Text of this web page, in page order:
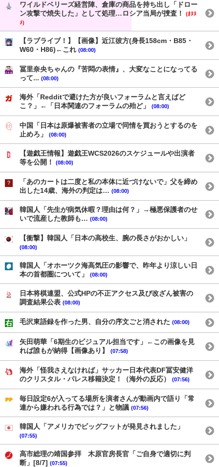
ワイルドベリーズ経営陣、倉庫の商品を持ち出し「ドロー
ン攻撃で焼失した」として処理…ロシア当局が捜査！
(ｵﾇﾇ
ﾒ)
【ラブライブ！】【画像】近江彼方(身長158cm・B85・
W60・H86)←これ (08:00)
冨里奈央ちゃんの『苦悶の表情』、大変なことになってる
って... (08:00)
海外「Redditで避けた方が良いフォーラムと言えばど
こ？」←「日本関連のフォーラムの殆ど」
(08:00)
中国「日本は原爆被害者の立場で同情を買おうとするのを
止めろ」
(08:00)
【遊戯王情報】遊戯王WCS2026のスケジュールや出演者
等を公開！
(08:00)
「あのカートは二度と私の本体に近づけないで」父を締め
出した14歳、海外の判定は… (08:00)
韓国人「先生が病気休暇？理由は何？」→極悪保護者のせ
いで流産した教師も… (08:00)
【衝撃】韓国人「日本の高校生、腕の長さがおかしい」
(08:00)
韓国人「オホーツク海高気圧の影響で、昨年より涼しい日
本の首都圏について」
(08:00)
日本将棋連盟、公式HPの不正アクセス及び改ざん被害の
調査結果公表 (08:00)
毛沢東語録を作った男、自分の序文ごと消された (08:00)
矢田萌華「6期生のビジュアル担当です」←この画像を見
れば誰もが納得【画像あり】
(07:58)
海外「怪我さえなければ」サッカー日本代表DF冨安健洋
のクリスタル・パレス移籍決定！（海外の反応）
(07:56)
毎日設定6が入ってる場所を演者さんが動画内で語り「常
連から嫌われる行為では？」と物議 (07:56)
韓国人「アメリカでビッグフットが発見されました」
(07:55)
高市総理の靖国参拝 木原官房長官「ご自身で適切に判
断」[8/7] (07:55)